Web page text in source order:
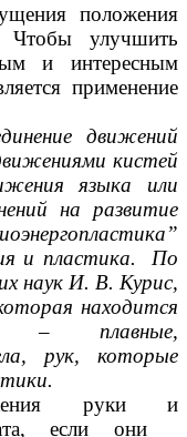
положения
Чтобы улучшить
и интересным
применение
движений
кистей
языка или
на развитие
и пластика. По
наук И. В. Курис,
находится
– плавные,
рук, которые
руки и
если они